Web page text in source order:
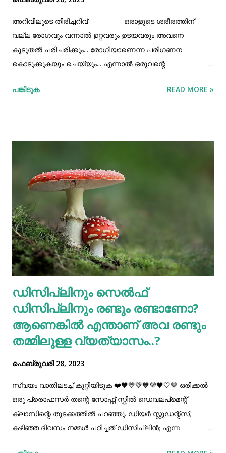
അറിവിലൂടെ തിരിച്ചറിവ് ഒരാളുടെ ശരീരത്തിന്
വല്ല രോഗവും വന്നാൽ ഉറ്റവരും ഉടയവരും അവനെ
കൂടുതൽ പരിചരിക്കും... രോഗിയാണെന്ന പരിഗണന
കൊടുക്കുകയും ചെയ്യും... എന്നാൽ ഒരുവന്റെ
അവനിൽ നിന്നും അകന്നു പോകുകയും അവനെ
പങ്കിടുക READ MORE »
ഡിസിപ്ലിനും സെൽഫ്‌
ഡിസിപ്ലിനും രണ്ടും രണ്ടാണോ?
ആണെങ്കിൽ എന്താണ്‌ അവ രണ്ടും
തമ്മിലുള്ള വ്യത്യാസം..?
ഫെബ്രുവരി 28, 2023
സ്വയം വാതിലടച്ച് കുറ്റിയിടുക ❤️🧡💛💚💙💜🖤🤍🤎 ഒരിക്കൽ
ഒരു പ്രൊഫസർ തന്റെ സോഫ്റ്റ്‌ സ്കിൽ ഡെവലപ്‌മെന്റ്‌
ക്ലാസിന്റെ തുടക്കത്തിൽ പറഞ്ഞു. ഡിയർ സ്റ്റുഡന്റ്സ്‌,
കഴിഞ്ഞ ദിവസം നമ്മൾ പഠിച്ചത്‌ ഡിസിപ്ലിൻ; എന്ന